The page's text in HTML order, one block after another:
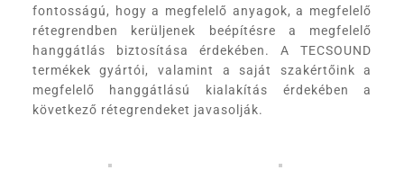
fontosságú, hogy a megfelelő anyagok, a megfelelő
rétegrendben kerüljenek beépítésre a megfelelő
hanggátlás biztosítása érdekében. A TECSOUND
termékek gyártói, valamint a saját szakértőink a
megfelelő hanggátlású kialakítás érdekében a
következő rétegrendeket javasolják.